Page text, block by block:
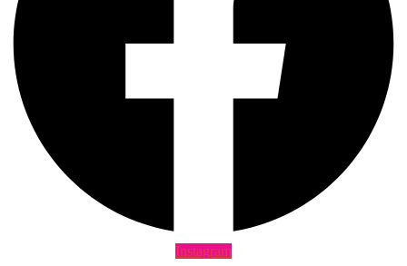
Instagram